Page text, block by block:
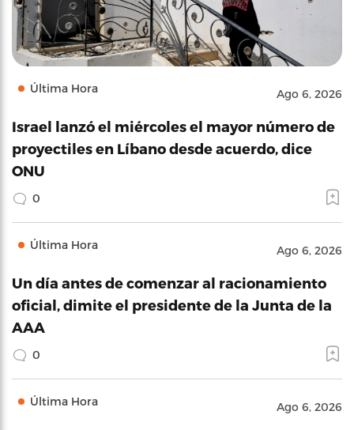
Última Hora Ago 6, 2026
Israel lanzó el miércoles el mayor número de
proyectiles en Líbano desde acuerdo, dice
ONU
0
Última Hora Ago 6, 2026
Un día antes de comenzar al racionamiento
oficial, dimite el presidente de la Junta de la
AAA
0
Última Hora Ago 6, 2026